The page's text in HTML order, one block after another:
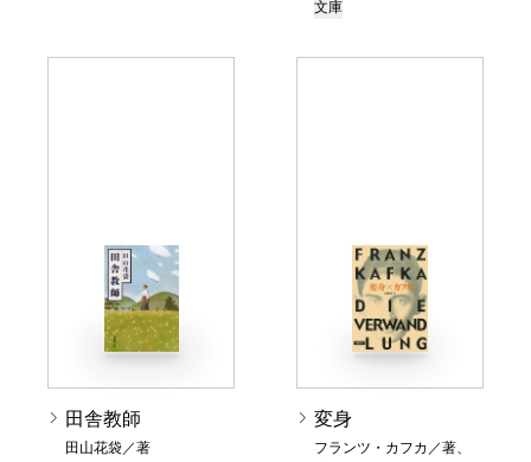
文庫
田舎教師
田山花袋／著
変身
フランツ・カフカ／著、